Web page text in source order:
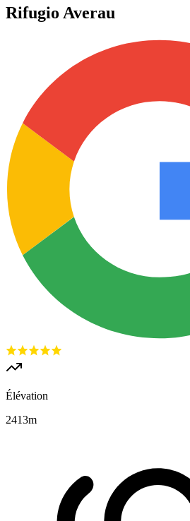
Rifugio Averau
Élévation
2413m